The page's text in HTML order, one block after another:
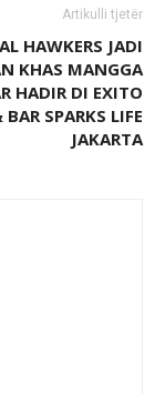
Artikulli tjetër
HAWKERS JADI
KHAS MANGGA
HADIR DI EXITO
SPARKS LIFE
JAKARTA